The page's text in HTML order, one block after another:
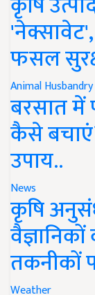
फसल
Animal Husbandry
बरसात में
कैसे
उपाय..
News
कृषि
तकनीकों
Weather